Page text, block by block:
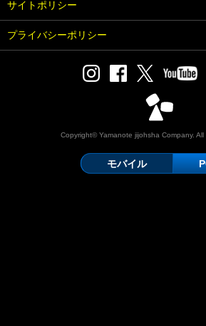
サイトポリシー
プライバシーポリシー
Copyright© Yamanote jijohsha Company. All
モバイル